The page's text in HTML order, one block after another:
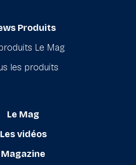
Produits
Le Mag
les produits
Le Mag
Les vidéos
Magazine